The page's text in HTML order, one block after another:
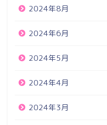
2024年8月
2024年6月
2024年5月
2024年4月
2024年3月